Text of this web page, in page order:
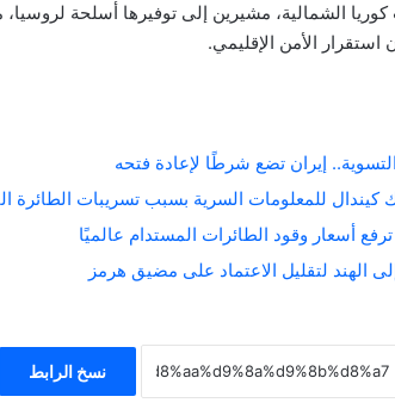
الشمالية، مشيرين إلى توفيرها أسلحة
استقرار الأمن الإقليمي.
إيران تضع شرطًا لإعادة فتحه
كيندال للمعلومات السرية بسبب تسريبات الطائرة
أسعار وقود الطائرات المستدام عالميًا
الهند لتقليل الاعتماد على مضيق هرمز
نسخ الرابط